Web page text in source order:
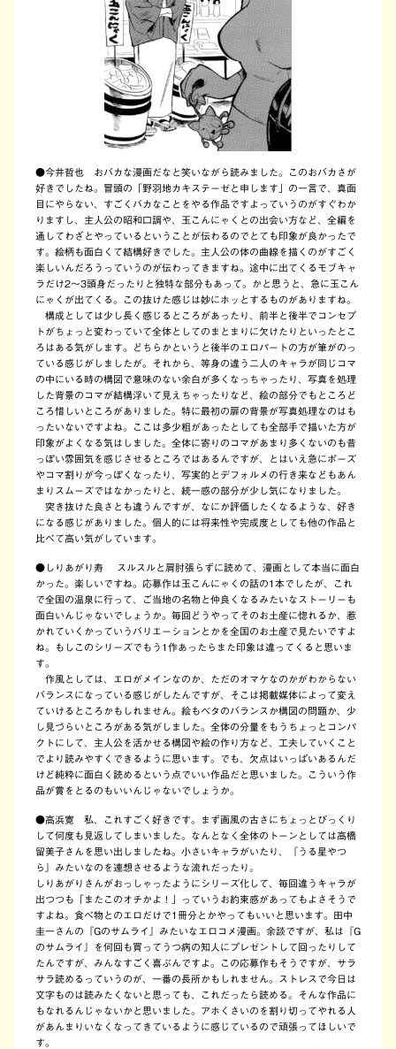
●今井哲也 おバカな漫画だなと笑いながら読みました。このおバカさが
好きでしたね。冒頭の「野羽地カキステーゼと申します」の一言で、真面
目にやらない、すごくバカなことをやる作品ですよっていうのがすぐわか
りますし、主人公の昭和口調や、玉こんにゃくとの出会い方など、全編を
通してわざとやっているということが伝わるのでとても印象が良かったで
す。絵柄も面白くて結構好きでした。主人公の体の曲線を描くのがすごく
楽しいんだろうっていうのが伝わってきますね。途中に出てくるモブキャ
ラだけ2～3頭身だったりと独特な部分もあって。かと思うと、急に玉こん
にゃくが出てくる。この抜けた感じは妙にホッとするものがありますね。
構成としては少し長く感じるところがあったり、前半と後半でコンセプ
トがちょっと変わっていて全体としてのまとまりに欠けたりといったとこ
ろはある気がします。どちらかというと後半のエロパートの方が筆がのっ
ている感じがしましたが。それから、等身の違う二人のキャラが同じコマ
の中にいる時の構図で意味のない余白が多くなっちゃったり、写真を処理
した背景のコマが結構浮いて見えちゃったりなど、絵の部分でもところど
ころ惜しいところがありました。特に最初の扉の背景が写真処理なのはも
ったいないですよね。ここは多少粗があったとしても全部手で描いた方が
印象がよくなる気はしました。全体に寄りのコマがあまり多くないのも昔
っぽい雰囲気を感じさせるところではあるんですが、とはいえ急にポーズ
やコマ割りが今っぽくなったり、写実的とデフォルメの行き来などもあん
まりスムーズではなかったりと、統一感の部分が少し気になりました。
突き抜けた良さとも違うんですが、なにか評価したくなるような、好き
になる感じがありました。個人的には将来性や完成度としても他の作品と
比べて高い気がしています。
●しりあがり寿 スルスルと肩肘張らずに読めて、漫画として本当に面白
かった。楽しいですね。応募作は玉こんにゃくの話の1本でしたが、これ
で全国の温泉に行って、ご当地の名物と仲良くなるみたいなストーリーも
面白いんじゃないでしょうか。毎回どうやってそのお土産に惚れるか、惹
かれていくかっていうバリエーションとかを全国のお土産で見たいですよ
ね。もしこのシリーズでもう1作あったらまた印象は違ってくると思いま
す。
作風としては、エロがメインなのか、ただのオマケなのかがわからない
バランスになっている感じがしたんですが、そこは掲載媒体によって変え
ていけるところかもしれません。絵もベタのバランスか構図の問題か、少
し見づらいところがある気がしました。全体の分量をもうちょっとコンパ
クトにして、主人公を活かせる構図や絵の作り方など、工夫していくこと
でより読みやすくできるように思います。でも、欠点はいっぱいあるんだ
けど純粋に面白く読めるという点でいい作品だと思いました。こういう作
品が賞をとるのもいいんじゃないでしょうか。
●高浜寛 私、これすごく好きです。まず画風の古さにちょっとびっくり
して何度も見返してしまいました。なんとなく全体のトーンとしては高橋
留美子さんを思い出しましたね。小さいキャラがいたり、『うる星やつ
ら』みたいなのを連想させるような流れだったり。
しりあがりさんがおっしゃったようにシリーズ化して、毎回違うキャラが
出つつも「またこのオチかよ！」っていうお約束感があってもよさそうで
すよね。食べ物とのエロだけで1冊分とかやってもいいと思います。田中
圭一さんの『Gのサムライ』みたいなエロコメ漫画。余談ですが、私は『G
のサムライ』を何回も買ってうつ病の知人にプレゼントして回ったりして
たんですが、みんなすごく喜ぶんですよ。この応募作もそうですが、サラ
サラ読めるっていうのが、一番の長所かもしれません。ストレスで今日は
文字ものは読みたくないと思っても、これだったら読める。そんな作品に
もなれるんじゃないかと思いました。アホくさいのを割り切ってやれる人
があんまりいなくなってきているように感じているので頑張ってほしいで
す。